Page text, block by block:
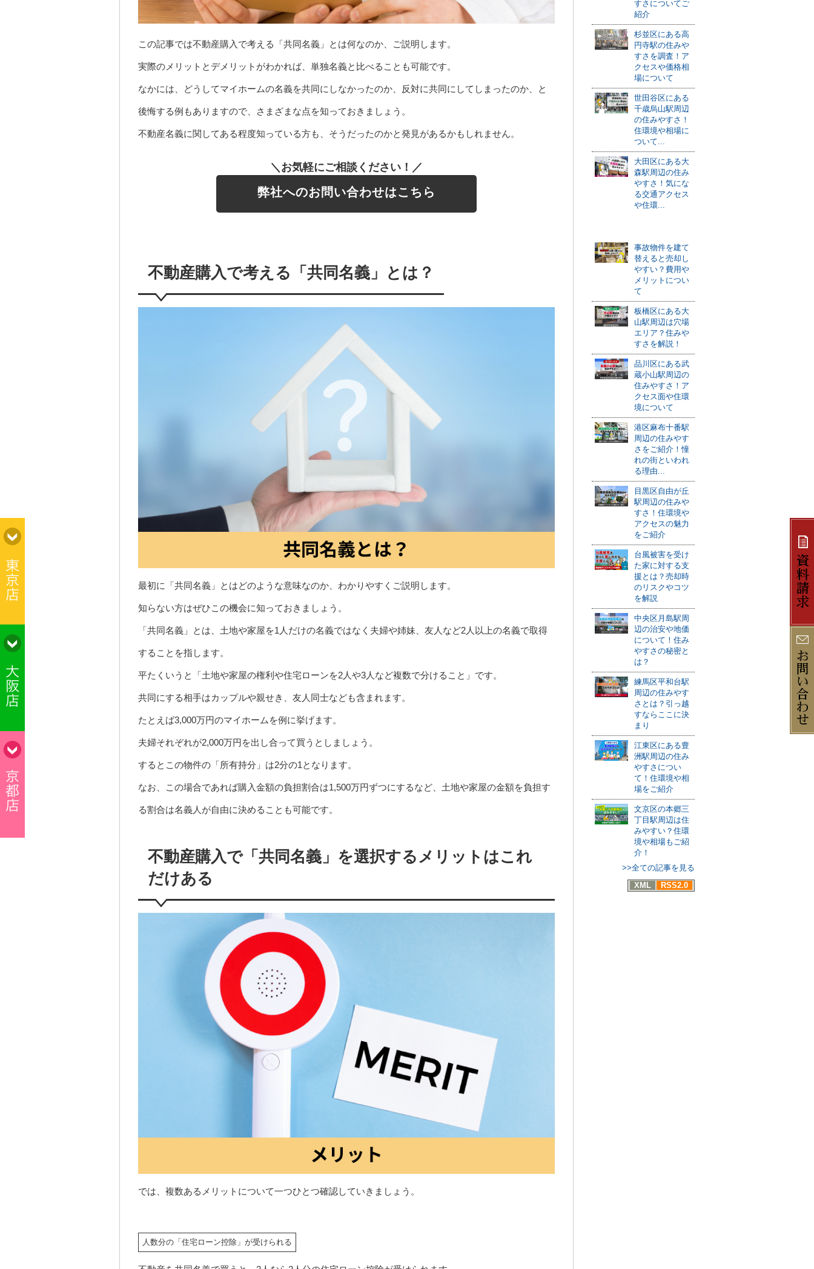
この記事では不動産購入で考える「共同名義」とは何なのか、ご説明します。
実際のメリットとデメリットがわかれば、単独名義と比べることも可能です。
なかには、どうしてマイホームの名義を共同にしなかったのか、反対に共同にしてしまったのか、と
後悔する例もありますので、さまざまな点を知っておきましょう。
不動産名義に関してある程度知っている方も、そうだったのかと発見があるかもしれません。
＼お気軽にご相談ください！／
弊社へのお問い合わせはこちら
不動産購入で考える「共同名義」とは？
最初に「共同名義」とはどのような意味なのか、わかりやすくご説明します。
知らない方はぜひこの機会に知っておきましょう。
「共同名義」とは、土地や家屋を1人だけの名義ではなく夫婦や姉妹、友人など2人以上の名義で取得
することを指します。
平たくいうと「土地や家屋の権利や住宅ローンを2人や3人など複数で分けること」です。
共同にする相手はカップルや親せき、友人同士なども含まれます。
たとえば3,000万円のマイホームを例に挙げます。
夫婦それぞれが2,000万円を出し合って買うとしましょう。
するとこの物件の「所有持分」は2分の1となります。
なお、この場合であれば購入金額の負担割合は1,500万円ずつにするなど、土地や家屋の金額を負担す
る割合は名義人が自由に決めることも可能です。
不動産購入で「共同名義」を選択するメリットはこれ
だけある
では、複数あるメリットについて一つひとつ確認していきましょう。
人数分の「住宅ローン控除」が受けられる
すさについてご
紹介
杉並区にある高
円寺駅の住みや
すさを調査！ア
クセスや価格相
場について
世田谷区にある
千歳烏山駅周辺
の住みやすさ！
住環境や相場に
ついて...
大田区にある大
森駅周辺の住み
やすさ！気にな
る交通アクセス
や住環...
事故物件を建て
替えると売却し
やすい？費用や
メリットについ
て
板橋区にある大
山駅周辺は穴場
エリア？住みや
すさを解説！
品川区にある武
蔵小山駅周辺の
住みやすさ！ア
クセス面や住環
境について
港区麻布十番駅
周辺の住みやす
さをご紹介！憧
れの街といわれ
る理由...
目黒区自由が丘
駅周辺の住みや
すさ！住環境や
アクセスの魅力
をご紹介
台風被害を受け
た家に対する支
援とは？売却時
のリスクやコツ
を解説
中央区月島駅周
辺の治安や地価
について！住み
やすさの秘密と
は？
練馬区平和台駅
周辺の住みやす
さとは？引っ越
すならここに決
まり
江東区にある豊
洲駅周辺の住み
やすさについ
て！住環境や相
場をご紹介
文京区の本郷三
丁目駅周辺は住
みやすい？住環
境や相場もご紹
介！
>>全ての記事を見る
XML
RSS2.0